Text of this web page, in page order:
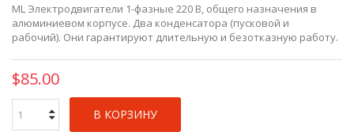
ML Электродвигатели 1-фазные 220 В, общего назначения в
алюминиевом корпусе. Два конденсатора (пусковой и
рабочий). Они гарантируют длительную и безотказную работу.
$85.00
В КОРЗИНУ